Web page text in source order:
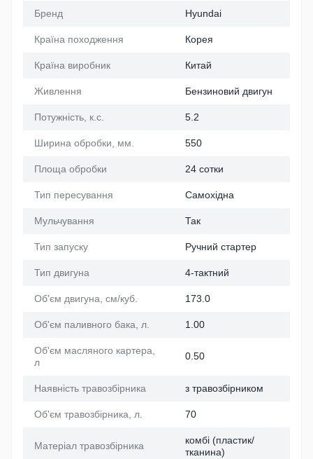
Бренд Hyundai
Країна походження Корея
Країна виробник Китай
Живлення Бензиновий двигун
Потужність, к.с. 5.2
Ширина обробки, мм. 550
Площа обробки 24 сотки
Тип пересування Самохідна
Мульчування Так
Тип запуску Ручний стартер
Тип двигуна 4-тактний
Об'єм двигуна, см/куб. 173.0
Об'єм паливного бака, л. 1.00
Об'єм масляного картера,
л
0.50
Наявність травозбірника з травозбірником
Об'єм травозбірника, л. 70
Матеріал травозбірника
комбі (пластик/
тканина)